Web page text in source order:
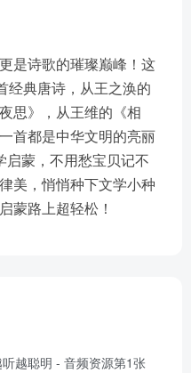
是诗歌的璀璨巅峰！这
经典唐诗，从王之涣的
思》，从王维的《相
首都是中华文明的亮丽
启蒙，不用愁宝贝记不
美，悄悄种下文学小种
蒙路上超轻松！